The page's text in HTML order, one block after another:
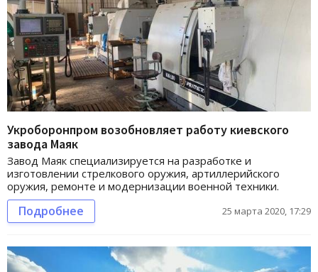
Укроборонпром возобновляет работу киевского
завода Маяк
Завод Маяк специализируется на разработке и
изготовлении стрелкового оружия, артиллерийского
оружия, ремонте и модернизации военной техники.
Подробнее 25 марта 2020, 17:29